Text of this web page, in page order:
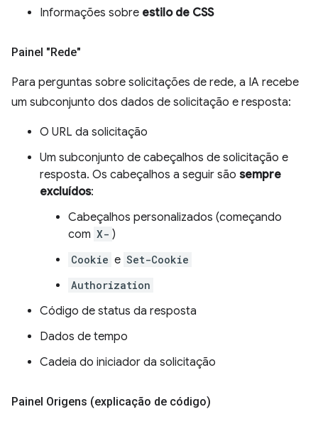
Informações sobre estilo de CSS
Painel "Rede"
Para perguntas sobre solicitações de rede, a IA recebe
um subconjunto dos dados de solicitação e resposta:
O URL da solicitação
Um subconjunto de cabeçalhos de solicitação e
resposta. Os cabeçalhos a seguir são sempre
excluídos:
Cabeçalhos personalizados (começando
com X- )
Cookie e Set-Cookie
Authorization
Código de status da resposta
Dados de tempo
Cadeia do iniciador da solicitação
Painel Origens (explicação de código)